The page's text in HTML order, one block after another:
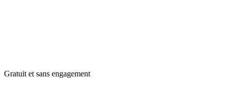
Gratuit et sans engagement